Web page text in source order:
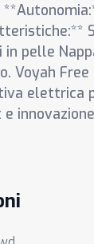
pelle
Voyah
elettrica